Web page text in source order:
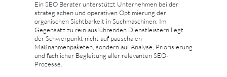
Ein SEO Berater unterstützt Unternehmen bei der
strategischen und operativen Optimierung der
organischen Sichtbarkeit in Suchmaschinen. Im
Gegensatz zu rein ausführenden Dienstleistern liegt
der Schwerpunkt nicht auf pauschalen
Maßnahmenpaketen, sondern auf Analyse, Priorisierung
und fachlicher Begleitung aller relevanten SEO-
Prozesse.